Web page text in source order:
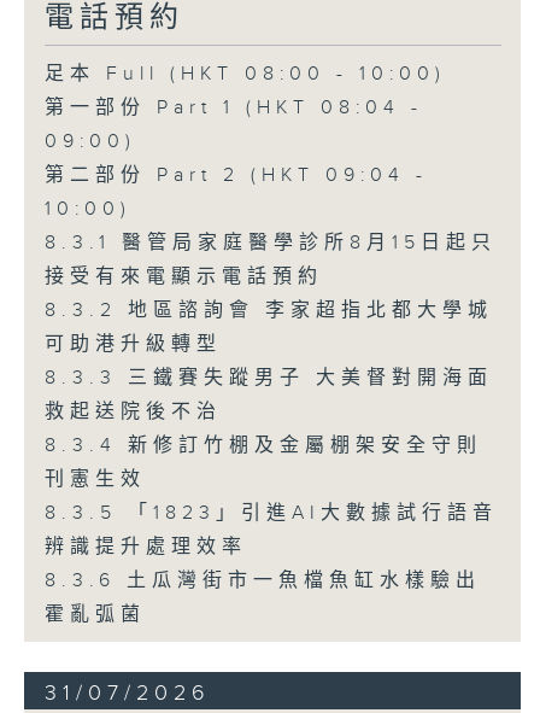
電話預約
足本 Full (HKT 08:00 - 10:00)
第一部份 Part 1 (HKT 08:04 -
09:00)
第二部份 Part 2 (HKT 09:04 -
10:00)
8.3.1 醫管局家庭醫學診所8月15日起只
接受有來電顯示電話預約
8.3.2 地區諮詢會 李家超指北都大學城
可助港升級轉型
8.3.3 三鐵賽失蹤男子 大美督對開海面
救起送院後不治
8.3.4 新修訂竹棚及金屬棚架安全守則
刊憲生效
8.3.5 「1823」引進AI大數據試行語音
辨識提升處理效率
8.3.6 土瓜灣街市一魚檔魚缸水樣驗出
霍亂弧菌
31/07/2026